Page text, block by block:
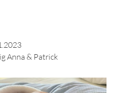
Anna & Patrick